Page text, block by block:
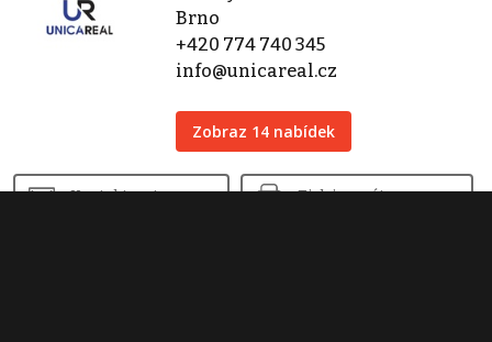
Brno
+420 774 740 345
info@unicareal.cz
Zobraz 14 nabídek
Kontaktovat Tisk inzerátu